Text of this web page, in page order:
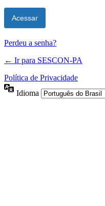
Perdeu a senha?
← Ir para SESCON-PA
Política de Privacidade
Idioma